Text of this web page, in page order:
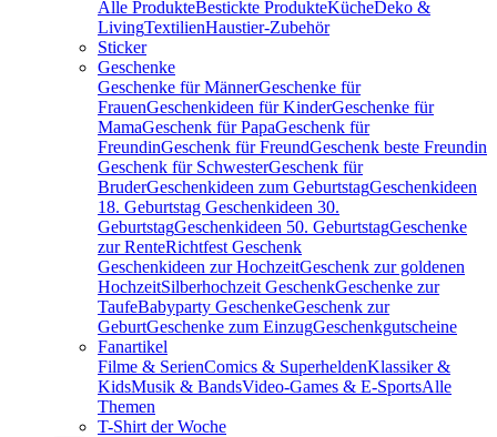
Alle ProdukteBestickte ProdukteKücheDeko &
LivingTextilienHaustier-Zubehör
Sticker
Geschenke
Geschenke für MännerGeschenke für
FrauenGeschenkideen für KinderGeschenke für
MamaGeschenk für PapaGeschenk für
FreundinGeschenk für FreundGeschenk beste Freundin
Geschenk für SchwesterGeschenk für
BruderGeschenkideen zum GeburtstagGeschenkideen
18. Geburtstag Geschenkideen 30.
GeburtstagGeschenkideen 50. GeburtstagGeschenke
zur RenteRichtfest Geschenk
Geschenkideen zur HochzeitGeschenk zur goldenen
HochzeitSilberhochzeit GeschenkGeschenke zur
TaufeBabyparty GeschenkeGeschenk zur
GeburtGeschenke zum EinzugGeschenkgutscheine
Fanartikel
Filme & SerienComics & SuperheldenKlassiker &
KidsMusik & BandsVideo-Games & E-SportsAlle
Themen
T-Shirt der Woche